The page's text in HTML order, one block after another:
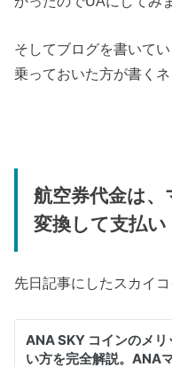
そしてブログを書いて
乗っておいた方が書くネ
航空券代金は
変換して支払い
先日記事にしたスカイコ